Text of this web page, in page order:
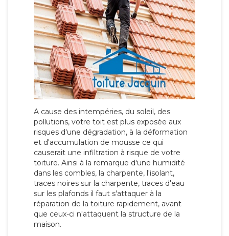
A cause des intempéries, du soleil, des
pollutions, votre toit est plus exposée aux
risques d'une dégradation, à la déformation
et d'accumulation de mousse ce qui
causerait une infiltration à risque de votre
toiture. Ainsi à la remarque d'une humidité
dans les combles, la charpente, l'isolant,
traces noires sur la charpente, traces d'eau
sur les plafonds il faut s'attaquer à la
réparation de la toiture rapidement, avant
que ceux-ci n'attaquent la structure de la
maison.